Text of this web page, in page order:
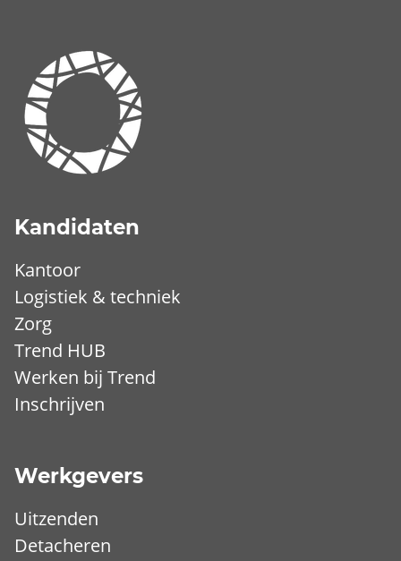
Kandidaten
Kantoor
Logistiek & techniek
Zorg
Trend HUB
Werken bij Trend
Inschrijven
Werkgevers
Uitzenden
Detacheren